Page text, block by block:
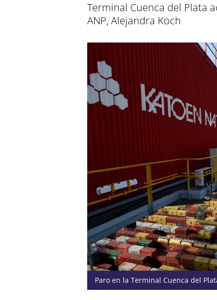
Terminal Cuenca del Plata
ANP, Alejandra Koch
Paro en la Terminal Cuenca del